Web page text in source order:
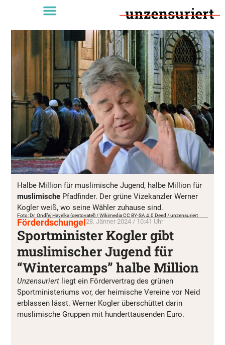
Halbe Million für muslimische Jugend, halbe Million für
muslimische Pfadfinder. Der grüne Vizekanzler Werner
Kogler weiß, wo seine Wähler zuhause sind.
Foto: Dr. Ondřej Havelka (cestovatel) / Wikimedia CC BY-SA 4.0 Deed / unzensuriert
Förderdschungel 28. Jänner 2024 / 10:41 Uhr
Sportminister Kogler gibt
muslimischer Jugend für
“Wintercamps” halbe Million
Unzensuriert liegt ein Fördervertrag des grünen
Sportministeriums vor, der heimische Vereine vor Neid
erblassen lässt. Werner Kogler überschüttet darin
muslimische Gruppen mit hunderttausenden Euro.